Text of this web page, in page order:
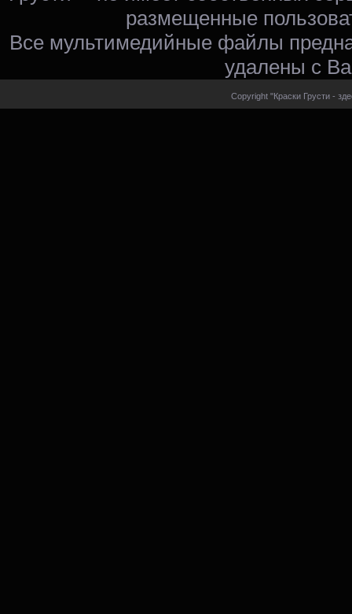
размещенные
Все мультимедийные файлы
удалены с
Copyright "Краски Грусти -